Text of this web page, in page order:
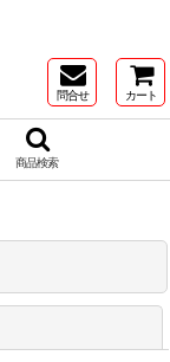
問合せ カート
商品検索